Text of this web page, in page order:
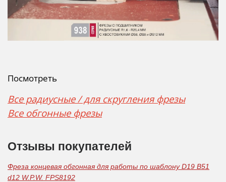
Посмотреть
Все радиусные / для скругления фрезы
Все обгонные фрезы
Отзывы покупателей
Фреза концевая обгонная для работы по шаблону D19 B51
d12 W.P.W. FPS8192